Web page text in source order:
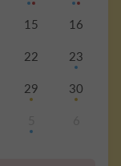
15 16
22 23
29 30